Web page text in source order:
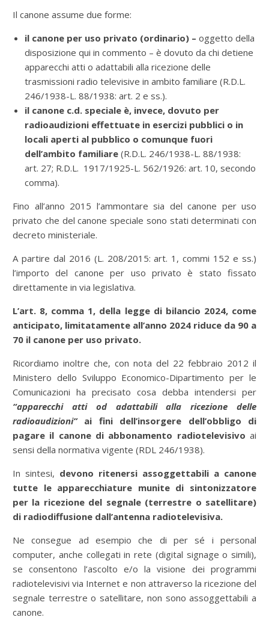
Il canone assume due forme:
il canone per uso privato (ordinario) – oggetto della
disposizione qui in commento – è dovuto da chi detiene
apparecchi atti o adattabili alla ricezione delle
trasmissioni radio televisive in ambito familiare (R.D.L.
246/1938-L. 88/1938: art. 2 e ss.).
il canone c.d. speciale è, invece, dovuto per
radioaudizioni effettuate in esercizi pubblici o in
locali aperti al pubblico o comunque fuori
dell’ambito familiare (R.D.L. 246/1938-L. 88/1938:
art. 27; R.D.L. 1917/1925-L. 562/1926: art. 10, secondo
comma).
Fino all’anno 2015 l’ammontare sia del canone per uso
privato che del canone speciale sono stati determinati con
decreto ministeriale.
A partire dal 2016 (L. 208/2015: art. 1, commi 152 e ss.)
l’importo del canone per uso privato è stato fissato
direttamente in via legislativa.
L’art. 8, comma 1, della legge di bilancio 2024, come
anticipato, limitatamente all’anno 2024 riduce da 90 a
70 il canone per uso privato.
Ricordiamo inoltre che, con nota del 22 febbraio 2012 il
Ministero dello Sviluppo Economico-Dipartimento per le
Comunicazioni ha precisato cosa debba intendersi per
“apparecchi atti od adattabili alla ricezione delle
radioaudizioni” ai fini dell’insorgere dell’obbligo di
pagare il canone di abbonamento radiotelevisivo ai
sensi della normativa vigente (RDL 246/1938).
In sintesi, devono ritenersi assoggettabili a canone
tutte le apparecchiature munite di sintonizzatore
per la ricezione del segnale (terrestre o satellitare)
di radiodiffusione dall’antenna radiotelevisiva.
Ne consegue ad esempio che di per sé i personal
computer, anche collegati in rete (digital signage o simili),
se consentono l’ascolto e/o la visione dei programmi
radiotelevisivi via Internet e non attraverso la ricezione del
segnale terrestre o satellitare, non sono assoggettabili a
canone.